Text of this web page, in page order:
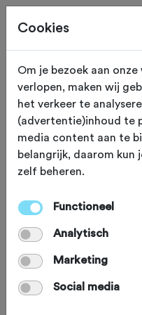
Beoordeling
Dauwtrappen
Naobertochten
Je beoordeling helpt
weg. Bedankt!
Wat vond je van deze
Cookies
Om je bezoek aan
verlopen, maken wij
het verkeer te
(advertentie)inhoud te
media content aan te
belangrijk, daarom kun
zelf beheren.
Functioneel
Analytisch
Marketing
Social media